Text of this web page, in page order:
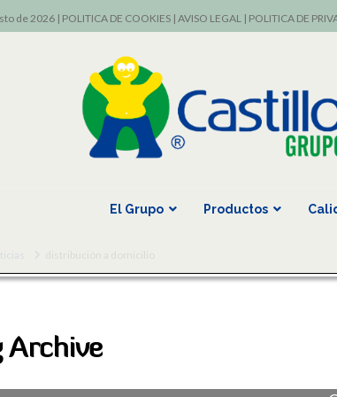
de 2026 | POLITICA DE COOKIES| AVISO LEGAL| POLITICA DE
El Grupo Productos
Archive